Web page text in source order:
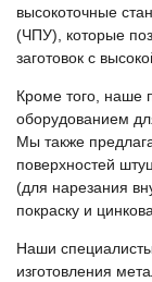
высокоточные
(ЧПУ), которые
заготовок с
Кроме того, наше
оборудованием
Мы также
поверхностей
(для нарезания
покраску и
Наши
изготовления